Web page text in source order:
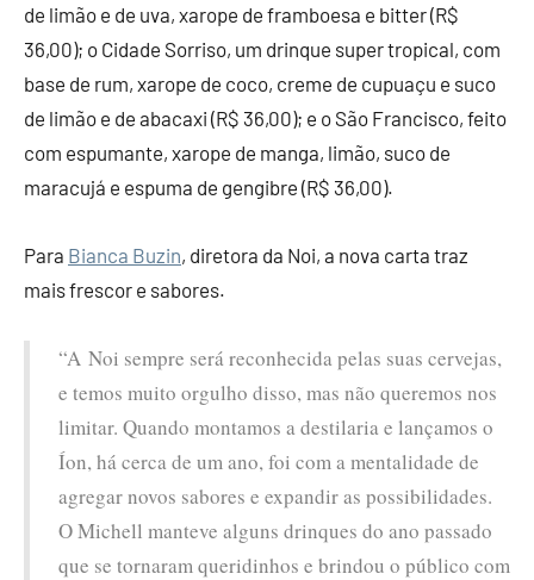
de limão e de uva, xarope de framboesa e bitter (R$
36,00); o Cidade Sorriso, um drinque super tropical, com
base de rum, xarope de coco, creme de cupuaçu e suco
de limão e de abacaxi (R$ 36,00); e o São Francisco, feito
com espumante, xarope de manga, limão, suco de
maracujá e espuma de gengibre (R$ 36,00).
Para Bianca Buzin, diretora da Noi, a nova carta traz
mais frescor e sabores.
“A Noi sempre será reconhecida pelas suas cervejas,
e temos muito orgulho disso, mas não queremos nos
limitar. Quando montamos a destilaria e lançamos o
Íon, há cerca de um ano, foi com a mentalidade de
agregar novos sabores e expandir as possibilidades.
O Michell manteve alguns drinques do ano passado
que se tornaram queridinhos e brindou o público com